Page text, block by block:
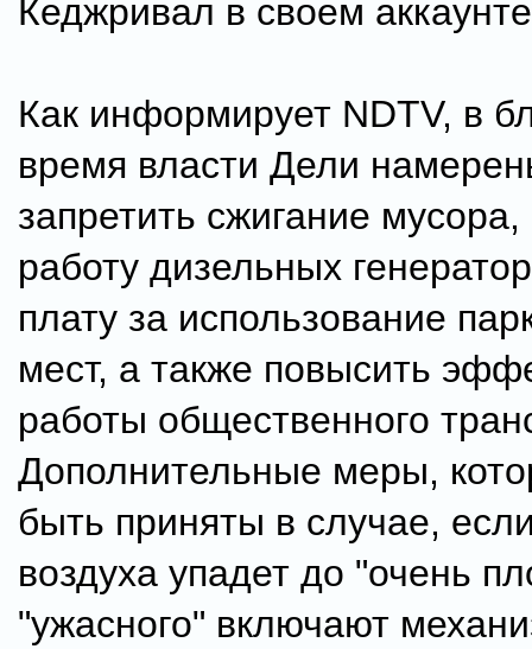
Кеджривал в своем
Как информирует NDTV, в
время власти Дели
запретить сжигание мусора,
работу дизельных
плату за использование
мест, а также повысить
работы общественного
Дополнительные меры,
быть приняты в случае,
воздуха упадет до "очень
"ужасного" включают